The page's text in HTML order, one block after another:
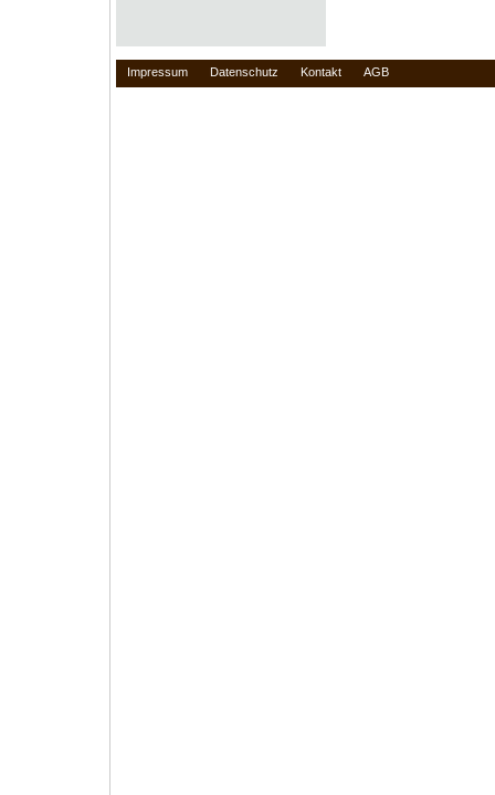
Impressum Datenschutz Kontakt AGB